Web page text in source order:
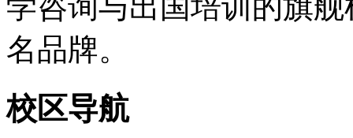
名品牌。
校区导航